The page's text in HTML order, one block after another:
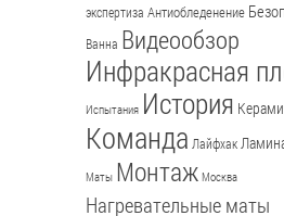
экспертиза Антиобледенение
Ванна Видеообзор
Инфракрасная
Испытания История
Команда Лайфхак
Маты Монтаж Москва
Нагревательные маты